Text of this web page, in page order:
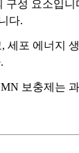
구성 요소입니
다.
세포 에너지
보충제는